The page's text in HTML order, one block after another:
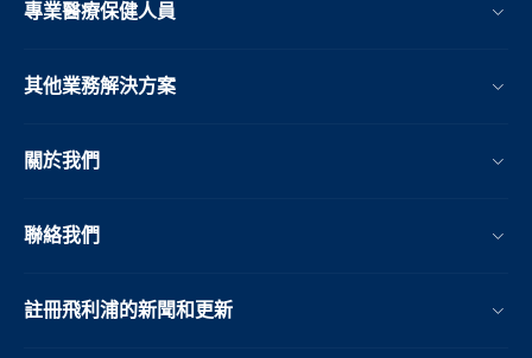
專業醫療保健人員
其他業務解決方案​
關於我們
聯絡我們
註冊飛利浦的新聞和更新